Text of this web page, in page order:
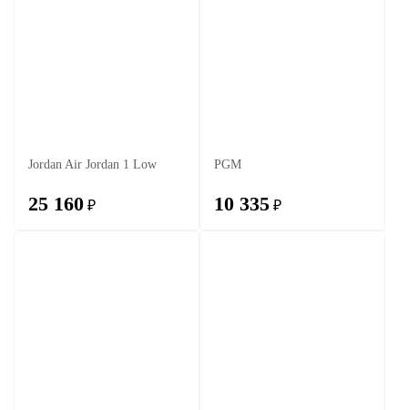
Jordan Air Jordan 1 Low
25 160 ₽
PGM
10 335 ₽